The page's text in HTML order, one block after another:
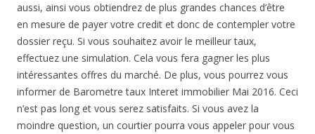
aussi, ainsi vous obtiendrez de plus grandes chances d’être
en mesure de payer votre credit et donc de contempler votre
dossier reçu. Si vous souhaitez avoir le meilleur taux,
effectuez une simulation. Cela vous fera gagner les plus
intéressantes offres du marché. De plus, vous pourrez vous
informer de Barometre taux Interet immobilier Mai 2016. Ceci
n’est pas long et vous serez satisfaits. Si vous avez la
moindre question, un courtier pourra vous appeler pour vous